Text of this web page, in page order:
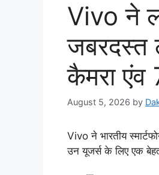
Vivo ने
जबरदस्त
कैमरा
August 5, 2026 by
Vivo ने भारतीय
उन यूजर्स के लिए एक